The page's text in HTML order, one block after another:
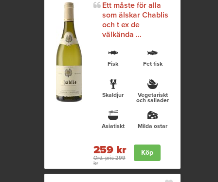
Ett måste för alla
som älskar Chablis
och t ex de
välkända ...
Fisk Fet fisk
Skaldjur Vegetariskt
och sallader
Asiatiskt Milda ostar
259 kr
Ord. pris 299
kr
Köp